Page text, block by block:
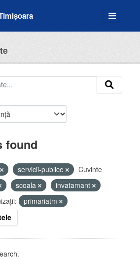
found
servicii-publice
Cuvinte
scoala
invatamant
primariatm